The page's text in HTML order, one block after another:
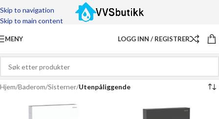
Skip to navigation
Skip to main content
MENY LOGG INN / REGISTRER
Hjem/Baderom/Sisterner/Utenpåliggende